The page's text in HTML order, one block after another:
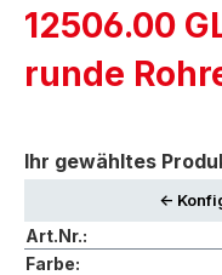
12506.00
runde
Ihr gewähltes
<-
Art.Nr.:
Farbe: